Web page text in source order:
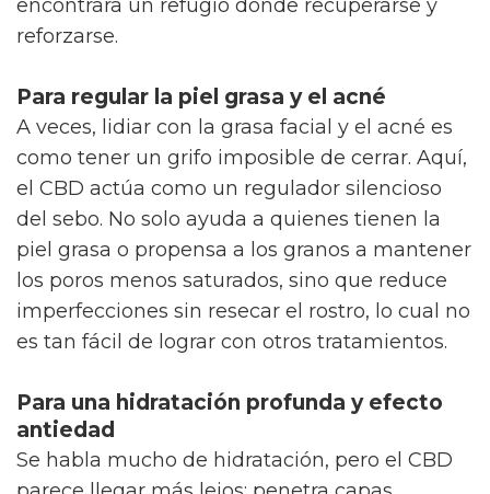
encontrara un refugio donde recuperarse y
Para regular la piel grasa y el acné
A veces, lidiar con la grasa facial y el acné es
como tener un grifo imposible de cerrar. Aquí,
el CBD actúa como un regulador silencioso
del sebo. No solo ayuda a quienes tienen la
piel grasa o propensa a los granos a mantener
los poros menos saturados, sino que reduce
imperfecciones sin resecar el rostro, lo cual no
es tan fácil de lograr con otros tratamientos.
Para una hidratación profunda y efecto
antiedad
Se habla mucho de hidratación, pero el CBD